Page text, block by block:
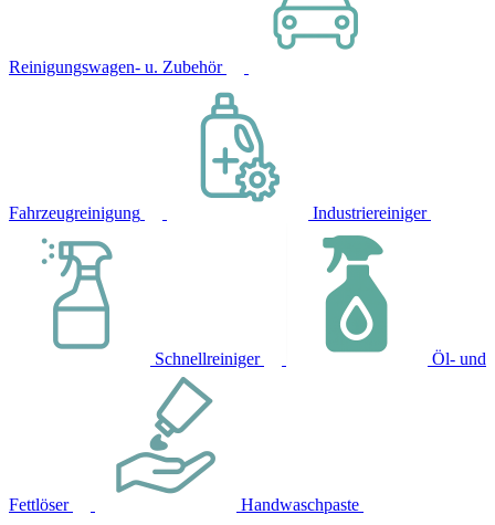
Reinigungswagen- u. Zubehör
Fahrzeugreinigung Industriereiniger
Schnellreiniger Öl- und
Fettlöser Handwaschpaste